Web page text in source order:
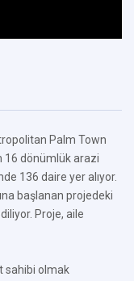
Palm Town
16 dönümlük arazi
136 daire yer alıyor.
başlanan projedeki
Proje, aile
sahibi olmak